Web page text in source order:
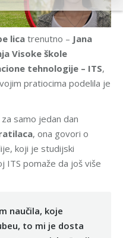
licatrenutno – Jana
Visoke škole
tehnologije – ITS,
pratiocima podelila je
samo jedan dan
, ona govori o
koji je studijski
ITS pomaže da još više
naučila, koje
to mi je dosta